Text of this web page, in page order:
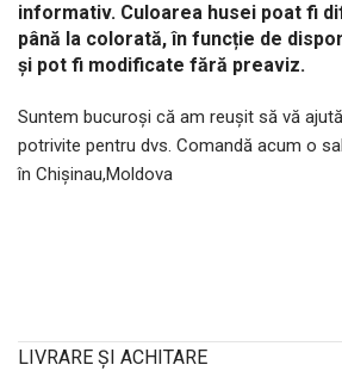
informativ. Culoarea husei poat fi
până la colorată, în funcție de
și pot fi modificate fără preaviz.
Suntem bucuroşi că am reuşit să vă
potrivite pentru dvs. Comandă acum o
în Chişinau,Moldova
LIVRARE ȘI ACHITARE